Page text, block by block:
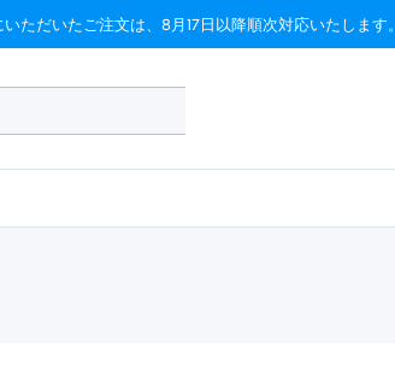
ただいたご注文は、8月17日以降順次対応いたします。